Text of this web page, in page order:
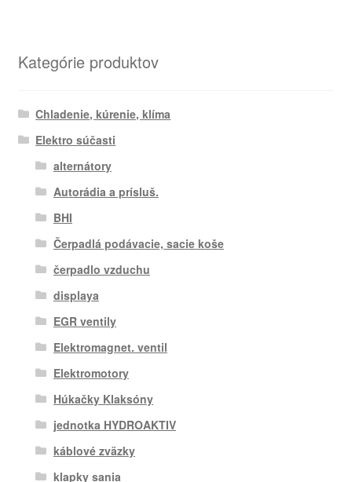
Kategórie produktov
Chladenie, kúrenie, klíma
Elektro súčasti
alternátory
Autorádia a prísluš.
BHI
Čerpadlá podávacie, sacie koše
čerpadlo vzduchu
displaya
EGR ventily
Elektromagnet. ventil
Elektromotory
Húkačky Klaksóny
jednotka HYDROAKTIV
káblové zväzky
klapky sania